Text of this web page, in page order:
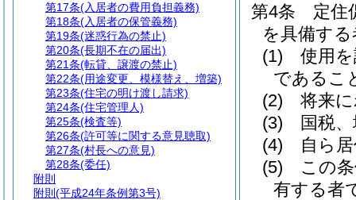
第4条
定住
を具備す
(1)
使用
であるこ
(2)
将来
(3)
国税
(4)
自ら
(5)
この
有する者
第17条(入居者の費用負担義務)
第18条(入居者の保管義務)
第19条(迷惑行為の禁止)
第20条(長期不在の届出)
第21条(転貸、譲渡の禁止)
第22条(用途変更、模様替え、増築)
第23条(住宅の明け渡し請求)
第24条(住宅管理人)
第25条(検査等)
第26条(許可等に関する意見聴取)
第27条(村長への意見)
第28条(委任)
附則
附則 (平成24年条例第3号)